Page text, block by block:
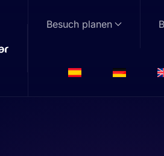
Besuch planen